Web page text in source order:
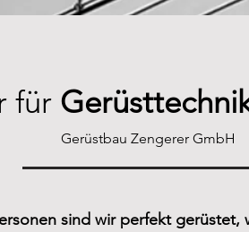
für
Gerüstbau Zengerer GmbH
sind wir perfekt